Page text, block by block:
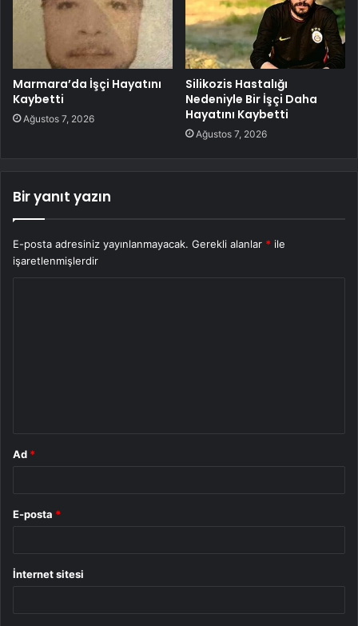
Marmara’da İşçi Hayatını
Kaybetti
Ağustos 7, 2026
Silikozis Hastalığı
Nedeniyle Bir İşçi Daha
Hayatını Kaybetti
Ağustos 7, 2026
Bir yanıt yazın
E-posta adresiniz yayınlanmayacak. Gerekli alanlar * ile
işaretlenmişlerdir
Ad *
E-posta *
İnternet sitesi